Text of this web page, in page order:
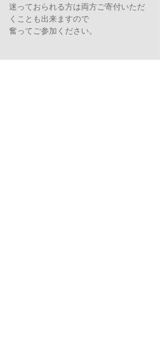
迷っておられる方は両方ご寄付いただ
くことも出来ますので
奮ってご参加ください。